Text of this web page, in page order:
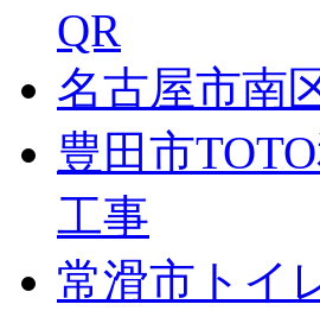
QR
名古屋市南
豊田市
工事
常滑市トイ